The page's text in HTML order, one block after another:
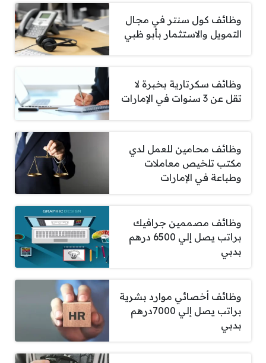
وظائف كول سنتر في مجال
التمويل والاستثمار بأبو ظبي
وظائف سكرتارية بخبرة لا
تقل عن 3 سنوات في الإمارات
وظائف محامين للعمل لدي
مكتب تلخيص معاملات
وطباعة في الإمارات
وظائف مصممين جرافيك
براتب يصل إلي 6500 درهم
بدبي
وظائف أخصائي موارد بشرية
براتب يصل إلي 7000درهم
بدبي